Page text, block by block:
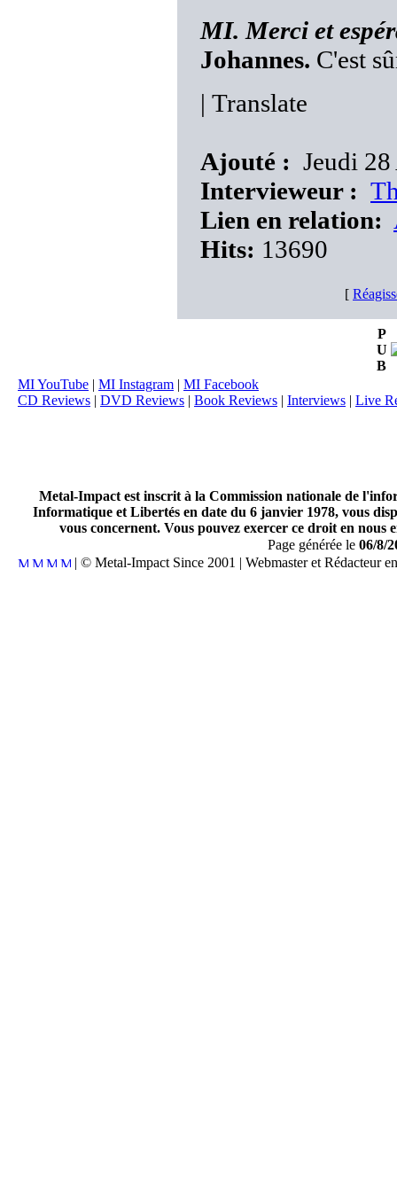
MI. Merci et
Johannes. C'est
| Translate
Ajouté : Jeudi
Intervieweur :
Lien en relation:
Hits: 13690
[
P
U
B
MI YouTube | MI Instagram | MI Facebook
CD Reviews | DVD Reviews | Book Reviews | Interviews | Live
Metal-Impact est inscrit à la Commission nationale de
Informatique et Libertés en date du 6 janvier 1978, vous
vous concernent. Vous pouvez exercer ce droit en
Page générée le 06/8/
| © Metal-Impact Since 2001 | Webmaster et Rédacteur